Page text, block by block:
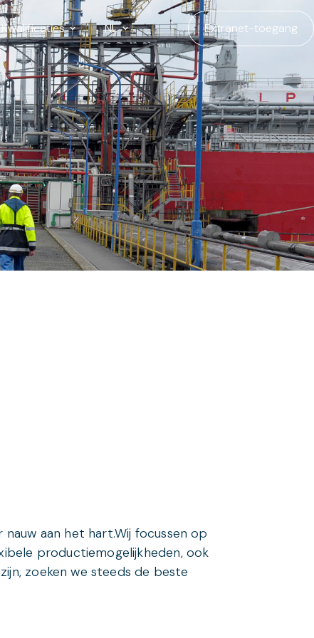
Kwalificaties NL Extranet-toegang
aan het hart.Wij focussen op
productiemogelijkheden, ook
zoeken we steeds de beste